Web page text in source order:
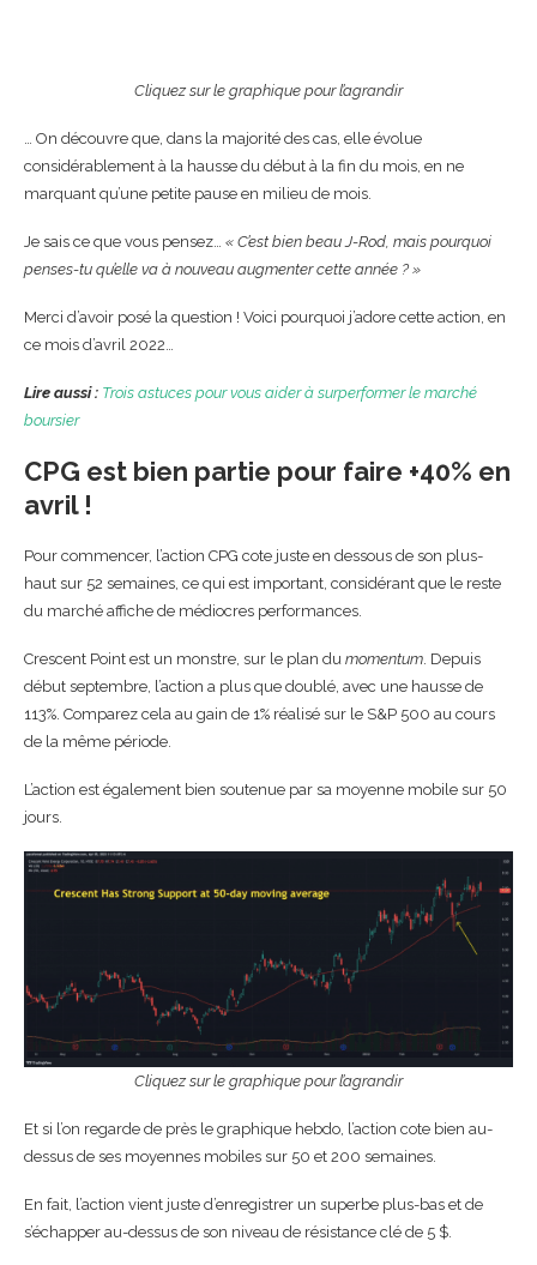
Cliquez sur le graphique pour l’agrandir
… On découvre que, dans la majorité des cas, elle évolue
considérablement à la hausse du début à la fin du mois, en ne
marquant qu’une petite pause en milieu de mois.
Je sais ce que vous pensez… « C’est bien beau J-Rod, mais pourquoi
penses-tu qu’elle va à nouveau augmenter cette année ? »
Merci d’avoir posé la question ! Voici pourquoi j’adore cette action, en
ce mois d’avril 2022…
Lire aussi : Trois astuces pour vous aider à surperformer le marché
boursier
CPG est bien partie pour faire +40% en
avril !
Pour commencer, l’action CPG cote juste en dessous de son plus-
haut sur 52 semaines, ce qui est important, considérant que le reste
du marché affiche de médiocres performances.
Crescent Point est un monstre, sur le plan du momentum. Depuis
début septembre, l’action a plus que doublé, avec une hausse de
113%. Comparez cela au gain de 1% réalisé sur le S&P 500 au cours
de la même période.
L’action est également bien soutenue par sa moyenne mobile sur 50
jours.
Cliquez sur le graphique pour l’agrandir
Et si l’on regarde de près le graphique hebdo, l’action cote bien au-
dessus de ses moyennes mobiles sur 50 et 200 semaines.
En fait, l’action vient juste d’enregistrer un superbe plus-bas et de
s’échapper au-dessus de son niveau de résistance clé de 5 $.